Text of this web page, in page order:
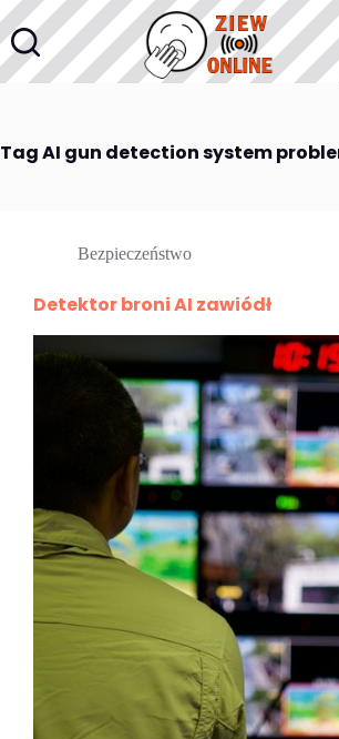
Przejdź
do
treści
TagAI gun detection system
Bezpieczeństwo
Detektor broni AI zawiódł